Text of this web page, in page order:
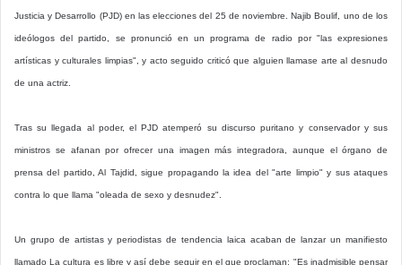
Justicia y Desarrollo (PJD) en las elecciones del 25 de noviembre. Najib Boulif, uno de los
ideólogos del partido, se pronunció en un programa de radio por "las expresiones
artísticas y culturales limpias", y acto seguido criticó que alguien llamase arte al desnudo
de una actriz.
Tras su llegada al poder, el PJD atemperó su discurso puritano y conservador y sus
ministros se afanan por ofrecer una imagen más integradora, aunque el órgano de
prensa del partido, Al Tajdid, sigue propagando la idea del "arte limpio" y sus ataques
contra lo que llama "oleada de sexo y desnudez".
Un grupo de artistas y periodistas de tendencia laica acaban de lanzar un manifiesto
llamado La cultura es libre y así debe seguir en el que proclaman: "Es inadmisible pensar